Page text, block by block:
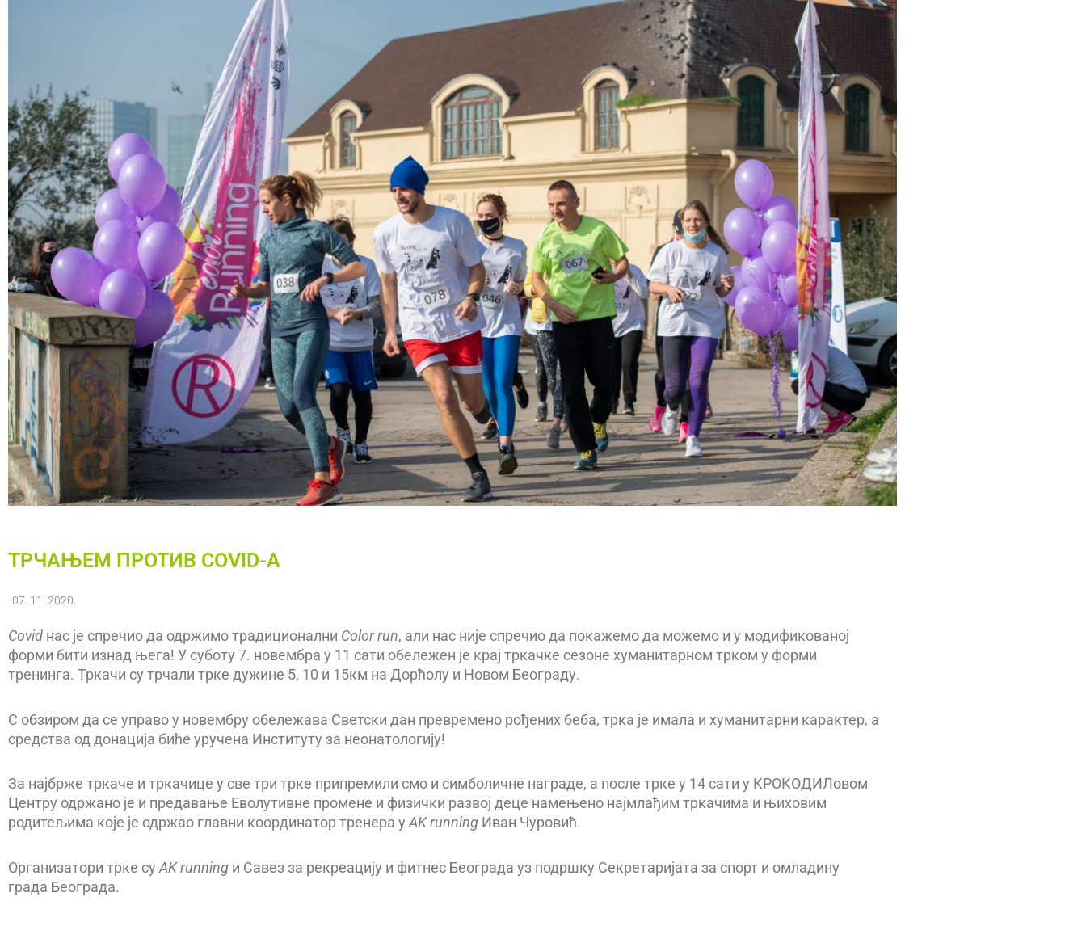
ТРЧАЊЕМ ПРОТИВ COVID-А
07. 11. 2020.
Covid нас је спречио да одржимо традиционални Color run, али нас није спречио да покажемо да можемо и у модификованој
форми бити изнад њега! У суботу 7. новембра у 11 сати обележен је крај тркачке сезоне хуманитарном трком у форми
тренинга. Тркачи су трчали трке дужине 5, 10 и 15км на Дорћолу и Новом Београду.
С обзиром да се управо у новембру обележава Светски дан превремено рођених беба, трка је имала и хуманитарни карактер, а
средства од донација биће уручена Институту за неонатологију!
За најбрже тркаче и тркачице у све три трке припремили смо и симболичне награде, а после трке у 14 сати у КРОКОДИЛовом
Центру одржано је и предавање Еволутивне промене и физички развој деце намењено најмлађим тркачима и њиховим
родитељима које је одржао главни координатор тренера уAK running Иван Чуровић.
Организатори трке су AK running и Савез за рекреацију и фитнес Београда уз подршку Секретаријата за спорт и омладину
града Београда.